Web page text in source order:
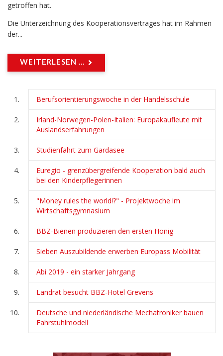
getroffen hat.
Die Unterzeichnung des Kooperationsvertrages hat im Rahmen
der...
WEITERLESEN ...
Berufsorientierungswoche in der Handelsschule
Irland-Norwegen-Polen-Italien: Europakaufleute mit
Auslandserfahrungen
Studienfahrt zum Gardasee
Euregio - grenzübergreifende Kooperation bald auch
bei den Kinderpflegerinnen
"Money rules the world!?" - Projektwoche im
Wirtschaftsgymnasium
BBZ-Bienen produzieren den ersten Honig
Sieben Auszubildende erwerben Europass Mobilität
Abi 2019 - ein starker Jahrgang
Landrat besucht BBZ-Hotel Grevens
Deutsche und niederländische Mechatroniker bauen
Fahrstuhlmodell